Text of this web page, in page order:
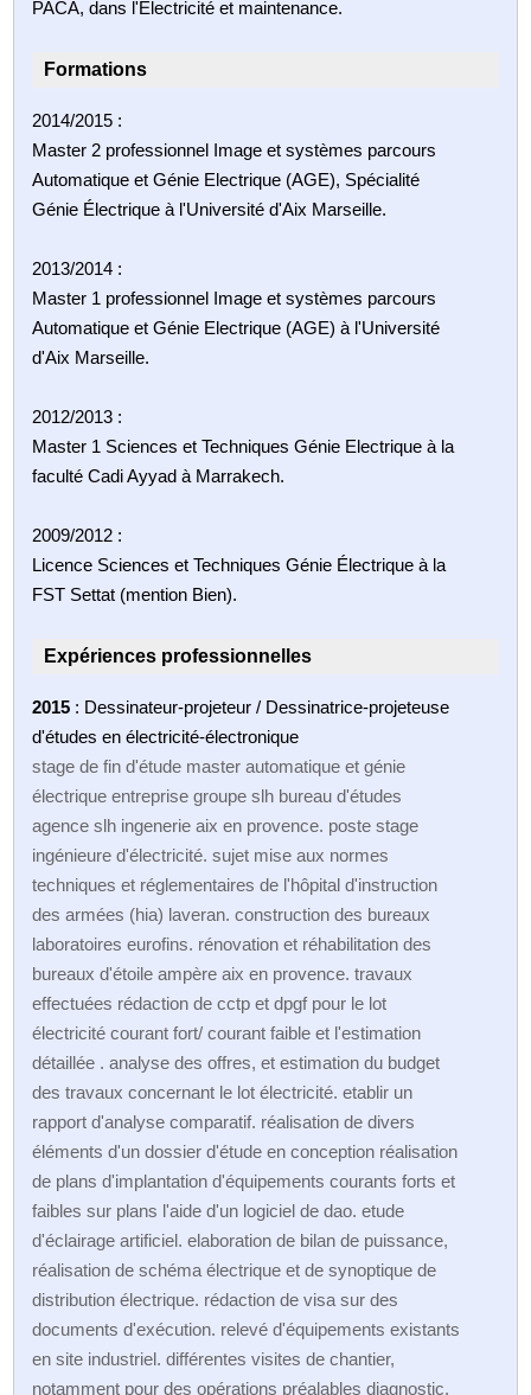
PACA, dans l'Electricité et maintenance.
Formations
2014/2015 :
Master 2 professionnel Image et systèmes parcours
Automatique et Génie Electrique (AGE), Spécialité
Génie Électrique à l'Université d'Aix Marseille.
2013/2014 :
Master 1 professionnel Image et systèmes parcours
Automatique et Génie Electrique (AGE) à l'Université
d'Aix Marseille.
2012/2013 :
Master 1 Sciences et Techniques Génie Electrique à la
faculté Cadi Ayyad à Marrakech.
2009/2012 :
Licence Sciences et Techniques Génie Électrique à la
FST Settat (mention Bien).
Expériences professionnelles
2015 : Dessinateur-projeteur / Dessinatrice-projeteuse
d'études en électricité-électronique
stage de fin d'étude master automatique et génie
électrique entreprise groupe slh bureau d'études
agence slh ingenerie aix en provence. poste stage
ingénieure d'électricité. sujet mise aux normes
techniques et réglementaires de l'hôpital d'instruction
des armées (hia) laveran. construction des bureaux
laboratoires eurofins. rénovation et réhabilitation des
bureaux d'étoile ampère aix en provence. travaux
effectuées rédaction de cctp et dpgf pour le lot
électricité courant fort/ courant faible et l'estimation
détaillée . analyse des offres, et estimation du budget
des travaux concernant le lot électricité. etablir un
rapport d'analyse comparatif. réalisation de divers
éléments d'un dossier d'étude en conception réalisation
de plans d'implantation d'équipements courants forts et
faibles sur plans l'aide d'un logiciel de dao. etude
d'éclairage artificiel. elaboration de bilan de puissance,
réalisation de schéma électrique et de synoptique de
distribution électrique. rédaction de visa sur des
documents d'exécution. relevé d'équipements existants
en site industriel. différentes visites de chantier,
notamment pour des opérations préalables diagnostic.